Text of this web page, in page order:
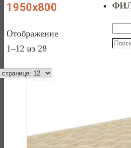
1950x800
Отображение
1–12 из 28